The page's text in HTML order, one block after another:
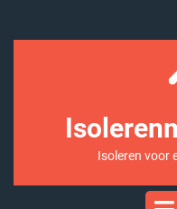
Isoleren voor